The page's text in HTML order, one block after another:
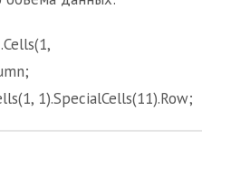
1).SpecialCells(11).Row;